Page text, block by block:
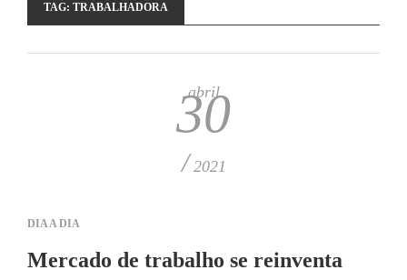
TAG: TRABALHADORA
abril
30
/ 2021
DIA A DIA
Mercado de trabalho se reinventa